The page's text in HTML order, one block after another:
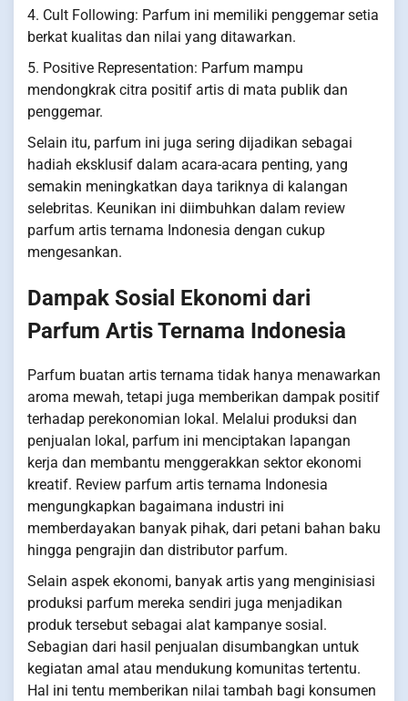
4. Cult Following: Parfum ini memiliki penggemar setia
berkat kualitas dan nilai yang ditawarkan.
5. Positive Representation: Parfum mampu
mendongkrak citra positif artis di mata publik dan
penggemar.
Selain itu, parfum ini juga sering dijadikan sebagai
hadiah eksklusif dalam acara-acara penting, yang
semakin meningkatkan daya tariknya di kalangan
selebritas. Keunikan ini diimbuhkan dalam review
parfum artis ternama Indonesia dengan cukup
mengesankan.
Dampak Sosial Ekonomi dari
Parfum Artis Ternama Indonesia
Parfum buatan artis ternama tidak hanya menawarkan
aroma mewah, tetapi juga memberikan dampak positif
terhadap perekonomian lokal. Melalui produksi dan
penjualan lokal, parfum ini menciptakan lapangan
kerja dan membantu menggerakkan sektor ekonomi
kreatif. Review parfum artis ternama Indonesia
mengungkapkan bagaimana industri ini
memberdayakan banyak pihak, dari petani bahan baku
hingga pengrajin dan distributor parfum.
Selain aspek ekonomi, banyak artis yang menginisiasi
produksi parfum mereka sendiri juga menjadikan
produk tersebut sebagai alat kampanye sosial.
Sebagian dari hasil penjualan disumbangkan untuk
kegiatan amal atau mendukung komunitas tertentu.
Hal ini tentu memberikan nilai tambah bagi konsumen